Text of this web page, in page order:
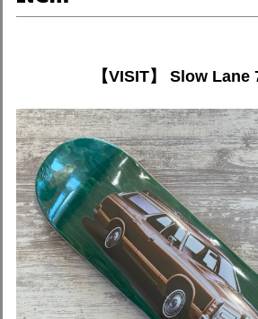
【VISIT】 Slow Lane